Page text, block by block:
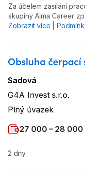
Za účelem zasílání
skupiny Alma Career
Zobrazit více
Obsluha čerpací
Lokalita:
Sadová
Název firmy:
G4A Invest s.r.o.
Typ úvazku:
Plný úvazek
Plat:
27 000 – 28 000
2 dny